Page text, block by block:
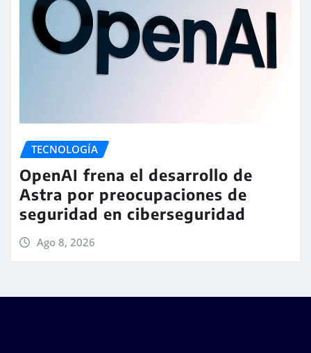
TECNOLOGÍA
OpenAI frena el desarrollo de
Astra por preocupaciones de
seguridad en ciberseguridad
Ago 8, 2026